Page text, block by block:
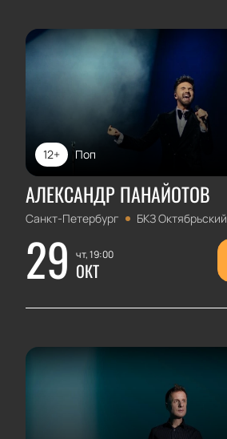
Поп
12+
АЛЕКСАНДР ПАНАЙОТОВ
Санкт-Петербург БКЗ Октябрьский
29 чт, 19:00
ОКТ